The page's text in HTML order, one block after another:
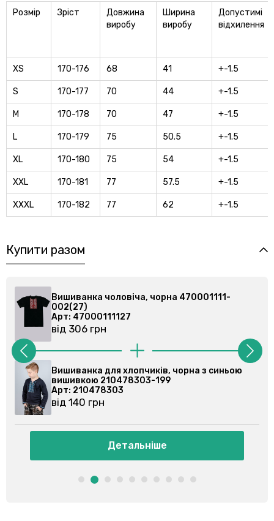
Розмір Зріст
Довжина
виробу
Ширина
виробу
Допустимі
відхилення
XS 170-176 68 41 +-1.5
S 170-177 70 44 +-1.5
M 170-178 70 47 +-1.5
L 170-179 75 50.5 +-1.5
XL 170-180 75 54 +-1.5
XXL 170-181 77 57.5 +-1.5
XXXL 170-182 77 62 +-1.5
Купити разом
Вишиванка чоловіча, чорна 470001111-
002(27)
Арт: 47000111127
від 306 грн
Вишиванка для хлопчиків, чорна з синьою
вишивкою 210478303-199
Арт: 210478303
від 140 грн
Детальніше